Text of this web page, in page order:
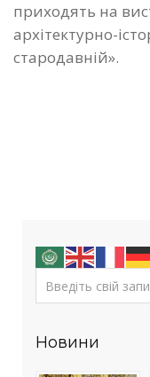
приходять на
архітектурно-
стародавній».
Новини